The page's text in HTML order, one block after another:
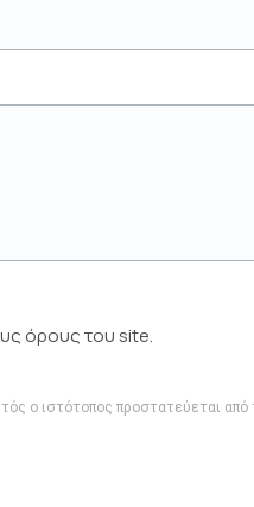
όρους του site.
ο ιστότοπος προστατεύεται από